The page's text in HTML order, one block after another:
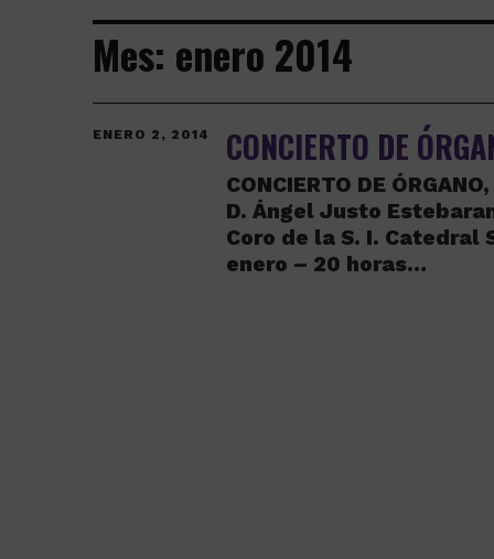
Mes: enero 2014
ENERO 2, 2014 CONCIERTO DE
CONCIERTO DE
D. Ángel Justo
Coro de la S. I. Catedral
enero – 20 horas…